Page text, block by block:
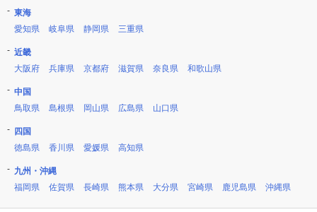
東海
愛知県
岐阜県 静岡県 三重県
近畿
大阪府
兵庫県 京都府 滋賀県 奈良県 和歌山県
中国
鳥取県
島根県 岡山県 広島県 山口県
四国
徳島県
香川県 愛媛県 高知県
九州・沖縄
福岡県
佐賀県 長崎県 熊本県 大分県 宮崎県 鹿児島県 沖縄県